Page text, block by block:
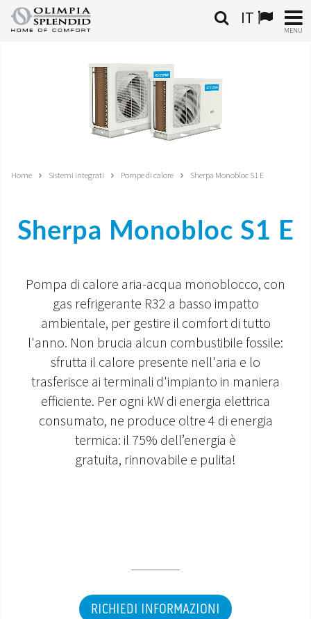
IT
MENU
SISTEMI INTEGRATI
MONDO OS
INCENTIVI E DETRAZIONI
ASSISTENZA E GARANZIE
CENTRI ASSISTENZA E RICAMBI
Home Sistemi integrati Pompe di calore Sherpa Monobloc S1 E
Sherpa Monobloc S1 E
Pompa di calore aria-acqua monoblocco, con
gas refrigerante R32 a basso impatto
ambientale, per gestire il comfort di tutto
l'anno. Non brucia alcun combustibile fossile:
sfrutta il calore presente nell'aria e lo
trasferisce ai terminali d'impianto in maniera
efficiente. Per ogni kW di energia elettrica
consumato, ne produce oltre 4 di energia
termica: il 75% dell’energia è
gratuita, rinnovabile e pulita!
RICHIEDI INFORMAZIONI